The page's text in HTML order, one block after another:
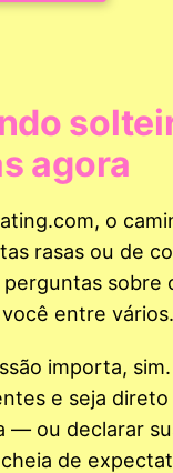
agora
o
rasas ou de
sobre
entre vários.
importa,
e seja
— ou declarar
de